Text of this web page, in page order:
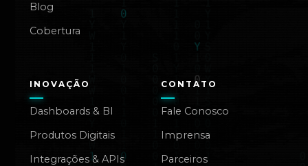
Blog
Cobertura
INOVAÇÃO
Dashboards & BI
Produtos Digitais
Integrações & APIs
CONTATO
Fale Conosco
Imprensa
Parceiros